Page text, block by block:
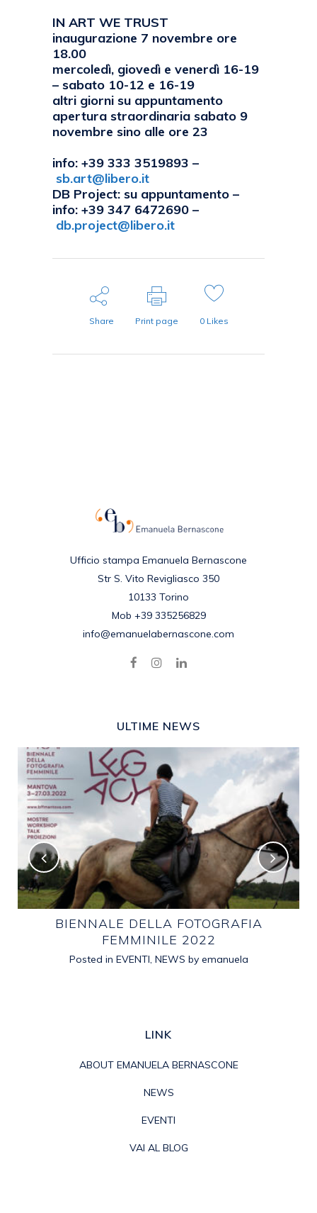
IN ART WE TRUST
inaugurazione 7 novembre ore
18.00
mercoledì, giovedì e venerdì 16-19
– sabato 10-12 e 16-19
altri giorni su appuntamento
apertura straordinaria sabato 9
novembre sino alle ore 23
info: +39 333 3519893 –
sb.art@libero.it
DB Project: su appuntamento –
info: +39 347 6472690 –
db.project@libero.it
Share Print page 0Likes
Ufficio stampa Emanuela Bernascone
Str S. Vito Revigliasco 350
10133 Torino
Mob +39 335256829
info@emanuelabernascone.com
ULTIME NEWS
BIENNALE DELLA FOTOGRAFIA
FEMMINILE 2022
Posted in EVENTI, NEWS by emanuela
LINK
ABOUT EMANUELA BERNASCONE
NEWS
EVENTI
VAI AL BLOG